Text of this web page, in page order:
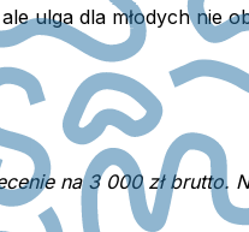
aleulga dla młodych nie
na 3 000 zł brutto.